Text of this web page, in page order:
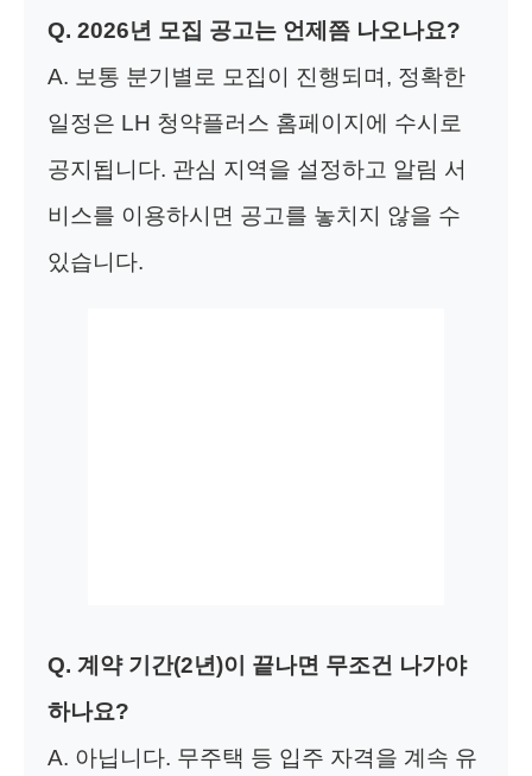
Q. 2026년 모집 공고는 언제쯤 나오나요?
A. 보통 분기별로 모집이 진행되며, 정확한
일정은 LH 청약플러스 홈페이지에 수시로
공지됩니다. 관심 지역을 설정하고 알림 서
비스를 이용하시면 공고를 놓치지 않을 수
있습니다.
Q. 계약 기간(2년)이 끝나면 무조건 나가야
하나요?
A. 아닙니다. 무주택 등 입주 자격을 계속 유